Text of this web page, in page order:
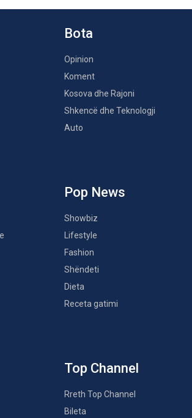
Bota
Opinion
Koment
Kosova dhe Rajoni
Shkencë dhe Teknologji
Auto
Pop News
Showbiz
Lifestyle
Fashion
Shëndeti
Dieta
Receta gatimi
Top Channel
Rreth Top Channel
Bileta